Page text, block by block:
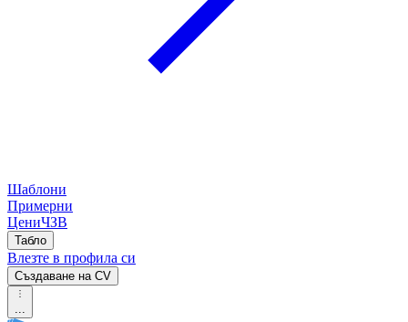
Шаблони
Примерни
ЦениЧЗВ
Табло
Влезте в профила си
Създаване на CV
...